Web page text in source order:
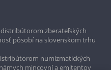
roku 1960
bankoviek ktorými sa
neskorších
podmienky
na
.
Dve titánové mince,
zberateľských
pôsobí na slovenskom trhu
numizmatických
mincovní a emitentov